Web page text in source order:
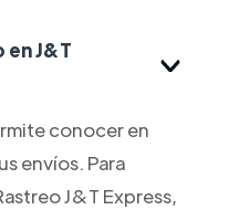
en J&T
conocer en
envíos. Para
J&T Express,